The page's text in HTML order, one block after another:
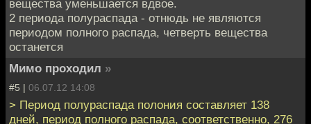
вещества уменьшается вдвое.
2 периода полураспада - отнюдь не являются
периодом полного распада, четверть вещества
останется
Мимо проходил »
#5 | 06.07.12 14:08
> Период полураспада полония составляет 138
дней, период полного распада, соответственно, 276